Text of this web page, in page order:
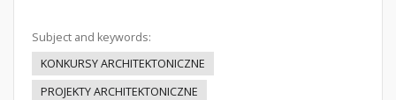
Subject and keywords:
KONKURSY ARCHITEKTONICZNE
PROJEKTY ARCHITEKTONICZNE